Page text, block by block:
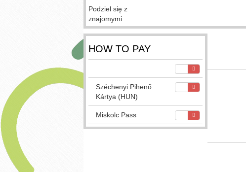
Podziel się z
znajomymi
HOW TO PAY
Széchenyi Pihenő
Kártya (HUN)
Miskolc Pass